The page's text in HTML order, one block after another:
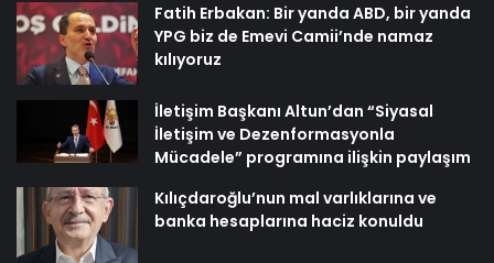
Fatih Erbakan: Bir yanda ABD, bir yanda
YPG biz de Emevi Camii’nde namaz
kılıyoruz
İletişim Başkanı Altun’dan “Siyasal
İletişim ve Dezenformasyonla
Mücadele” programına ilişkin paylaşım
Kılıçdaroğlu’nun mal varlıklarına ve
banka hesaplarına haciz konuldu